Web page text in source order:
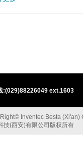
the base or foundation
excavate beneath (a
:(029)88226049 ext.1603
Inventec Besta (Xi'an)
技(西安)有限公司版权所有